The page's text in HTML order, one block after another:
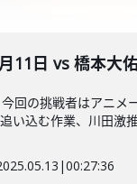
11日 vs 橋本大
回の挑戦者はアニメ
い込む作業、川田激
|00:27:36